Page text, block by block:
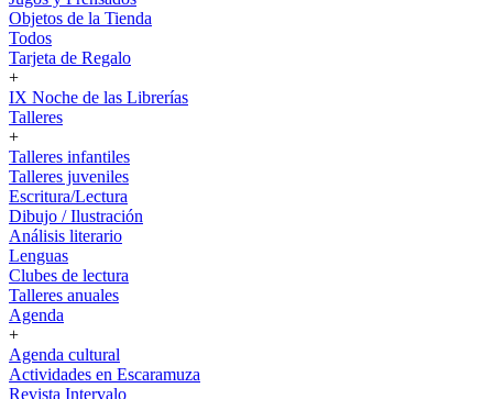
Objetos de la Tienda
Todos
Tarjeta de Regalo
+
IX Noche de las Librerías
Talleres
+
Talleres infantiles
Talleres juveniles
Escritura/Lectura
Dibujo / Ilustración
Análisis literario
Lenguas
Clubes de lectura
Talleres anuales
Agenda
+
Agenda cultural
Actividades en Escaramuza
Revista Intervalo